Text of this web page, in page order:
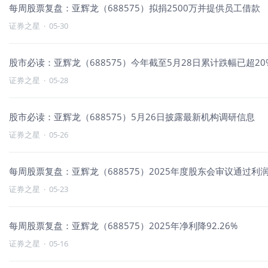
每周股票复盘：亚辉龙（688575）拟捐2500万并提供员工借款
证券之星 · 05-30
股市必读：亚辉龙（688575）今年截至5月28日累计跌幅已超
证券之星 · 05-28
股市必读：亚辉龙（688575）5月26日披露最新机构调研信息
证券之星 · 05-26
每周股票复盘：亚辉龙（688575）2025年度股东会审议通过利
证券之星 · 05-23
每周股票复盘：亚辉龙（688575）2025年净利降92.26%
证券之星 · 05-16